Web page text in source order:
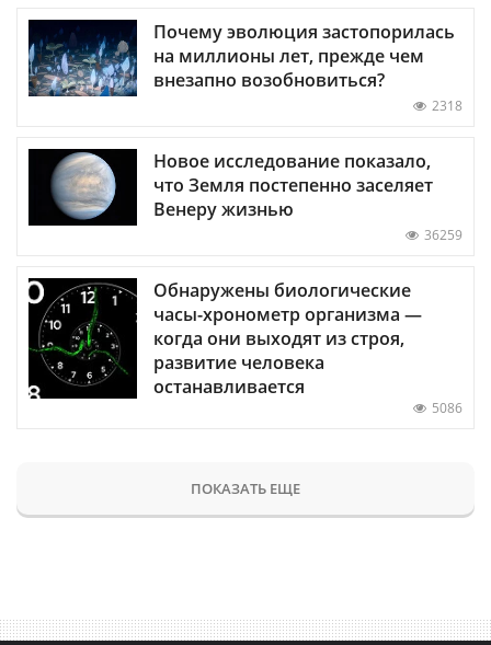
Почему эволюция застопорилась
на миллионы лет, прежде чем
внезапно возобновиться?
2318
Новое исследование показало,
что Земля постепенно заселяет
Венеру жизнью
36259
Обнаружены биологические
часы-хронометр организма —
когда они выходят из строя,
развитие человека
останавливается
5086
ПОКАЗАТЬ ЕЩЕ